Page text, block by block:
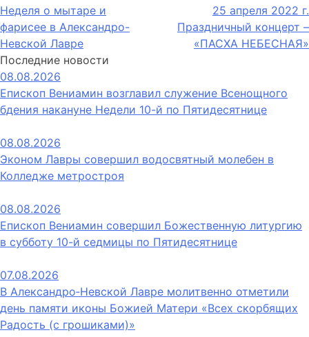
Навигация
по
записям
Неделя о мытаре и
фарисее в Александро-
Невской Лавре
25 апреля 2022 г.
Праздничный концерт –
«ПАСХА НЕБЕСНАЯ»
Последние новости
08.08.2026
Епископ Вениамин возглавил служение Всенощного
бдения накануне Недели 10-й по Пятидесятнице
08.08.2026
Эконом Лавры совершил водосвятный молебен в
Колледже метростроя
08.08.2026
Епископ Вениамин совершил Божественную литургию
в субботу 10-й седмицы по Пятидесятнице
07.08.2026
В Александро‑Невской Лавре молитвенно отметили
день памяти иконы Божией Матери «Всех скорбящих
Радость (с грошиками)»